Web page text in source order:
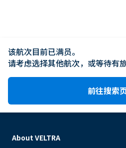
该航次目前已满员。
请考虑选择其他航次，或等待有
前往搜索
About VELTRA